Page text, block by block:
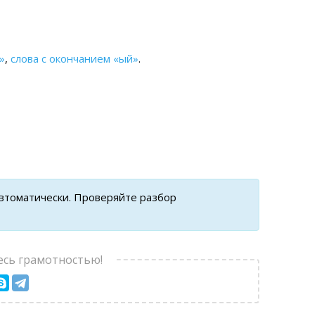
, слова с окончанием «ый».
Проверяйте разбор
грамотностью!